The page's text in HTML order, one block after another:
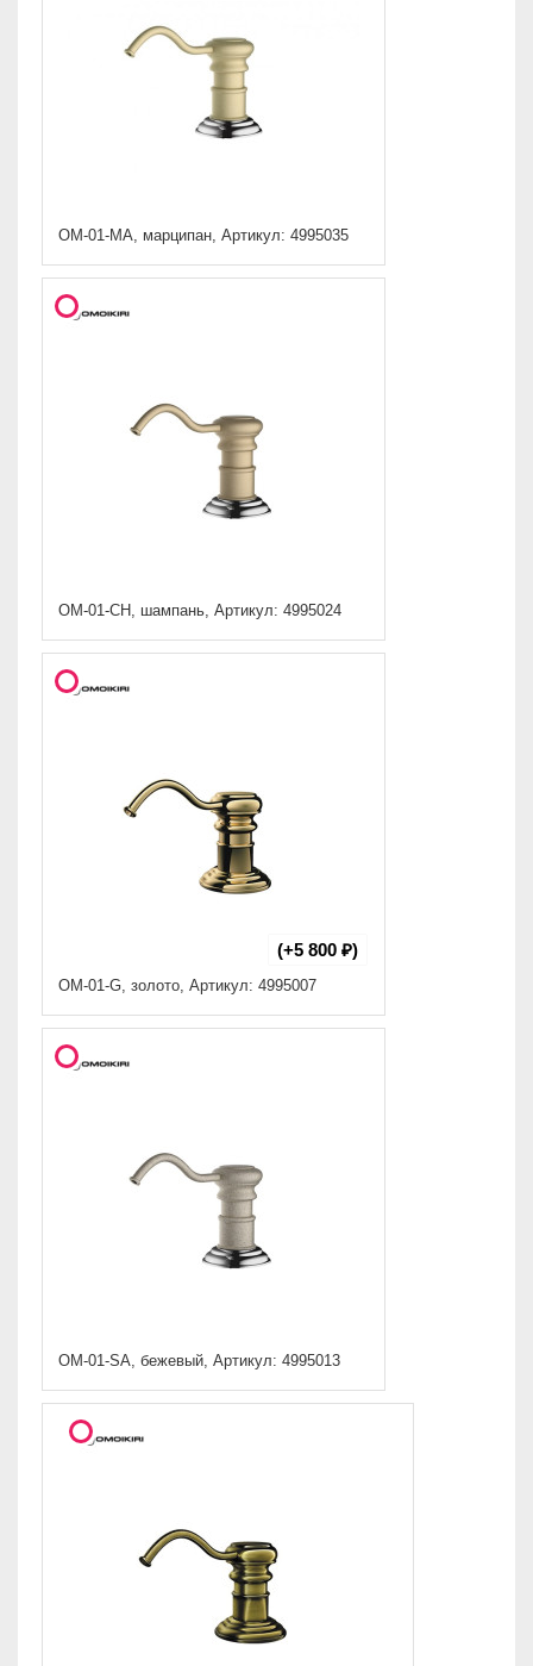
OM-01-MA, марципан, Артикул: 4995035
ОМ-01-CH, шампань, Артикул: 4995024
OM-01-G, золото, Артикул: 4995007
(+5 800 ₽)
OM-01-SA, бежевый, Артикул: 4995013